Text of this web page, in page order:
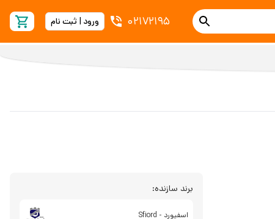
02172195 ورود | ثبت نام
برند سازنده:
اسفیورد - Sfiord